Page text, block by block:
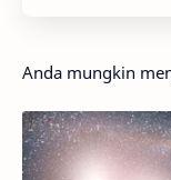
Anda mungkin